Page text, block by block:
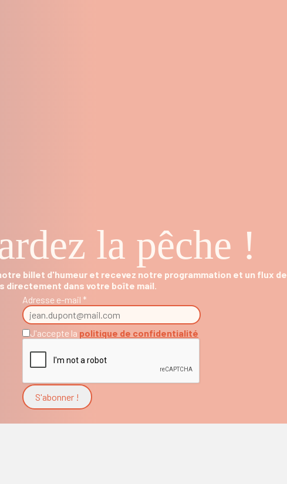
la pêche !
billet d'humeur et recevez notre programmation et un flux de
directement dans votre boîte mail.
Adresse e-mail *
J'accepte la politique de confidentialité